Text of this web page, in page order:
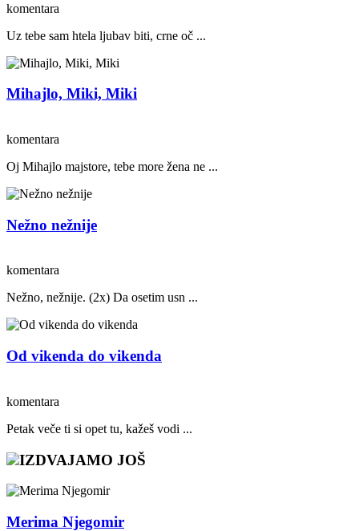
komentara
Uz tebe sam htela ljubav biti, crne oč ...
Mihajlo, Miki, Miki
komentara
Oj Mihajlo majstore, tebe more žena ne ...
Nežno nežnije
komentara
Nežno, nežnije. (2x) Da osetim usn ...
Od vikenda do vikenda
komentara
Petak veče ti si opet tu, kažeš vodi ...
IZDVAJAMO JOŠ
Merima Njegomir